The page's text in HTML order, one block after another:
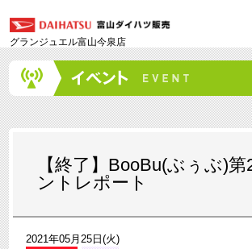
グランジュエル富山今泉店
【終了】BooBu(ぶぅぶ)
ントレポート
2021年05月25日(火)